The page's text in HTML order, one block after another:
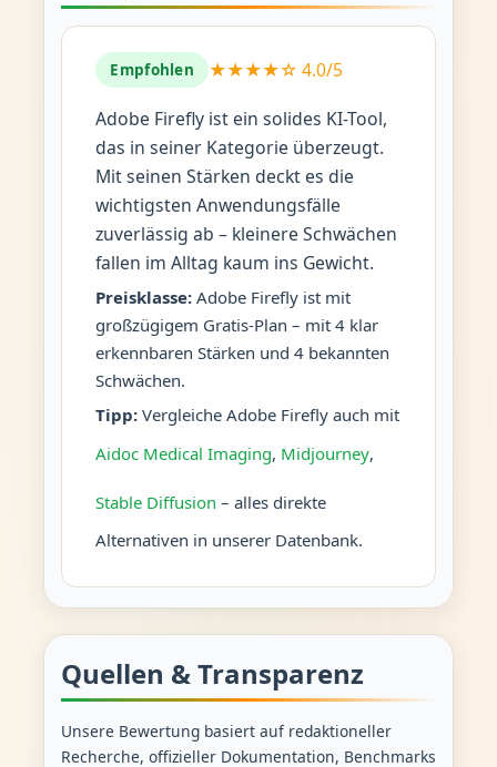
Empfohlen ★★★★☆ 4.0/5
Adobe Firefly ist ein solides KI-Tool,
das in seiner Kategorie überzeugt.
Mit seinen Stärken deckt es die
wichtigsten Anwendungsfälle
zuverlässig ab – kleinere Schwächen
fallen im Alltag kaum ins Gewicht.
Preisklasse:Adobe Firefly ist mit
großzügigem Gratis-Plan – mit 4 klar
erkennbaren Stärken und 4 bekannten
Schwächen.
Tipp:Vergleiche Adobe Firefly auch mit
Aidoc Medical Imaging, Midjourney,
Stable Diffusion – alles direkte
Alternativen in unserer Datenbank.
Quellen & Transparenz
Unsere Bewertung basiert auf redaktioneller
Recherche, offizieller Dokumentation, Benchmarks